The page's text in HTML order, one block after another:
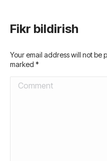
Fikr bildirish
Your email address will not be
marked *
Comment